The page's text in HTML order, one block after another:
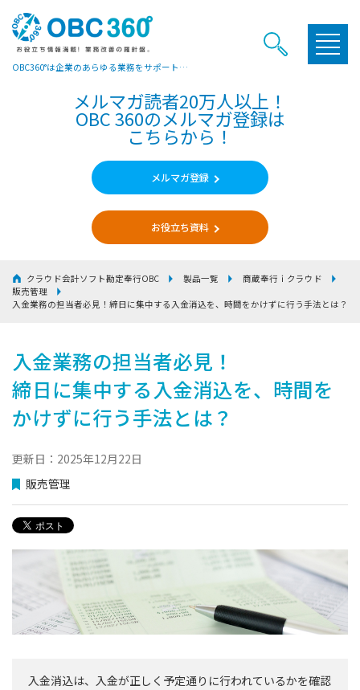
OBC360°は企業のあらゆる業務をサポートするヒントやお役立ち情報をご提供しています
メルマガ読者20万人以上！
OBC 360のメルマガ登録は
こちらから！
メルマガ登録
お役立ち資料
クラウド会計ソフト勘定奉行OBC 製品一覧
商蔵奉行ｉクラウド
販売管理
入金業務の担当者必見！ 締日に集中する入金消込を、時間をかけずに行う手法とは？
入金業務の担当者必見！
締日に集中する入金消込を、時間を
かけずに行う手法とは？
更新日：2025年12月22日
販売管理
入金消込は、入金が正しく予定通りに行われているかを確認